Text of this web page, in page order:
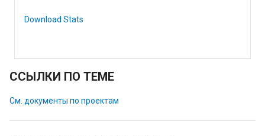
Download Stats
ССЫЛКИ ПО ТЕМЕ
См. документы по проектам